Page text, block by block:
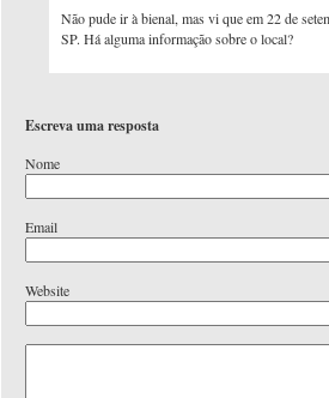
Não pude ir à bienal, mas vi que em 22 de
SP. Há alguma informação sobre o local?
Escreva uma resposta
Nome
Email
Website